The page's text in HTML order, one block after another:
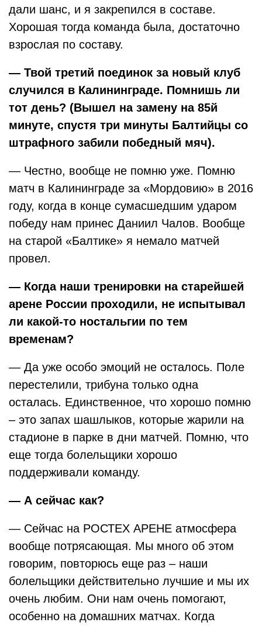
дали шанс, и я закрепился в составе.
Хорошая тогда команда была, достаточно
взрослая по составу.
— Твой третий поединок за новый клуб
случился в Калининграде. Помнишь ли
тот день? (Вышел на замену на 85й
минуте, спустя три минуты Балтийцы со
штрафного забили победный мяч).
— Честно, вообще не помню уже. Помню
матч в Калининграде за «Мордовию» в 2016
году, когда в конце сумасшедшим ударом
победу нам принес Даниил Чалов. Вообще
на старой «Балтике» я немало матчей
провел.
— Когда наши тренировки на старейшей
арене России проходили, не испытывал
ли какой-то ностальгии по тем
временам?
— Да уже особо эмоций не осталось. Поле
перестелили, трибуна только одна
осталась. Единственное, что хорошо помню
– это запах шашлыков, которые жарили на
стадионе в парке в дни матчей. Помню, что
еще тогда болельщики хорошо
поддерживали команду.
— А сейчас как?
— Сейчас на РОСТЕХ АРЕНЕ атмосфера
вообще потрясающая. Мы много об этом
говорим, повторюсь еще раз – наши
болельщики действительно лучшие и мы их
очень любим. Они нам очень помогают,
особенно на домашних матчах. Когда